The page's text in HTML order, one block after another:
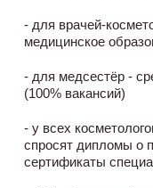
- для врачей-
медицинское
- для медсестёр -
(100% вакансий)
- у всех
спросят дипломы о
сертификаты